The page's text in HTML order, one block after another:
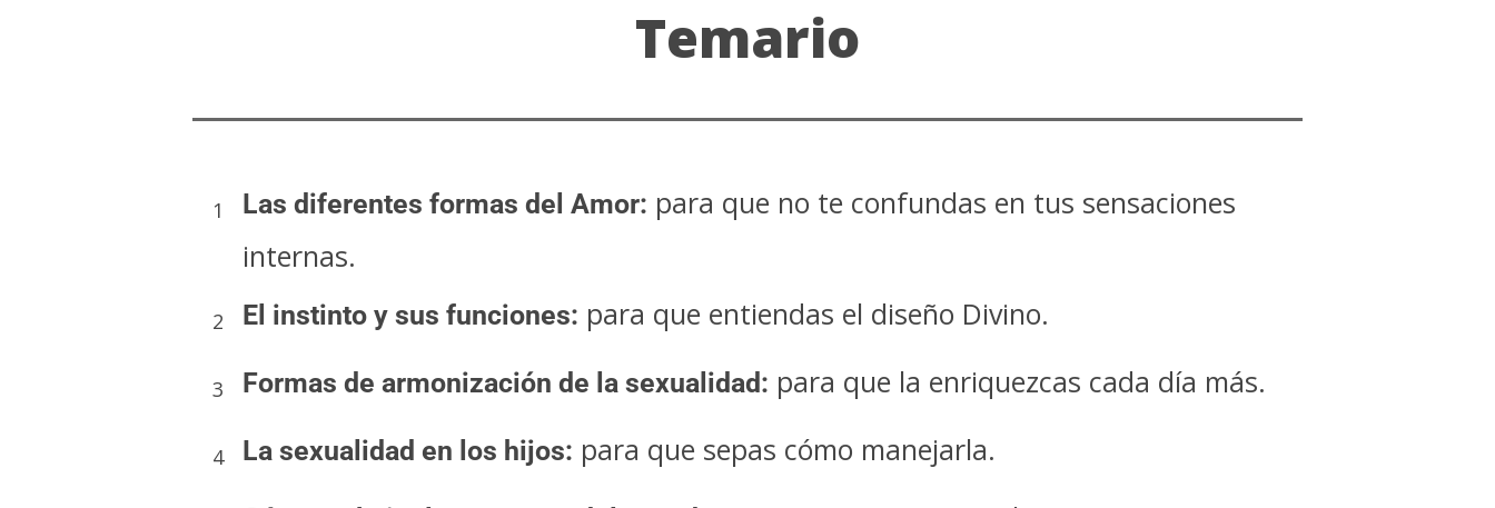
Temario
1 Las diferentes formas del Amor: para que no te confundas en tus sensaciones
internas.
2 El instinto y sus funciones: para que entiendas el diseño Divino.
3 Formas de armonización de la sexualidad: para que la enriquezcas cada día más.
4 La sexualidad en los hijos: para que sepas cómo manejarla.